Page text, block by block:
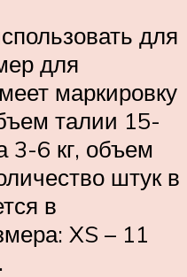
для
для
маркировку
талии 15-
3-6 кг, объем
штук в
в
XS – 11